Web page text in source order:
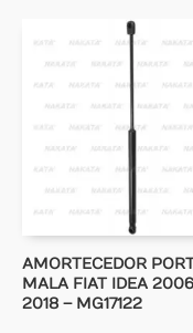
AMORTECEDOR
MALA FIAT IDEA
2018 – MG17122